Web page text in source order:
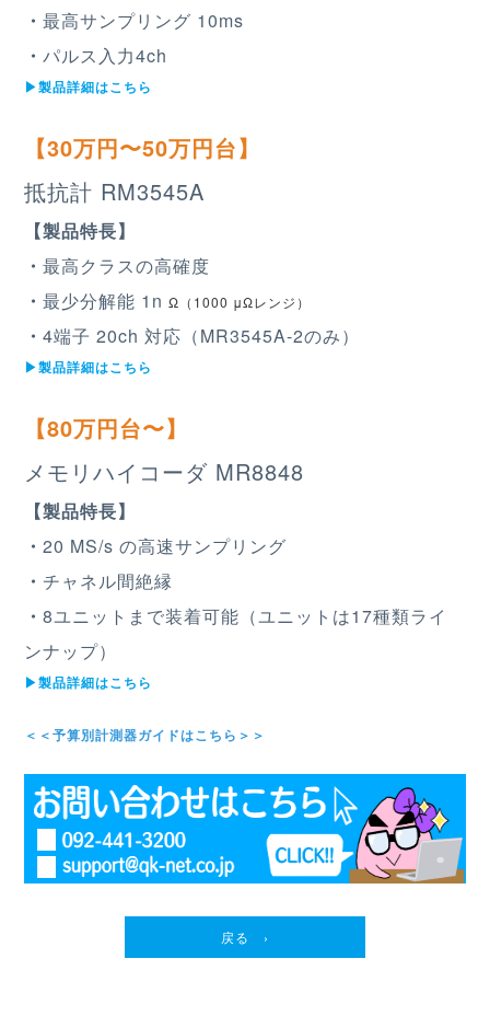
・最高サンプリング 10ms
・パルス入力4ch
▶︎製品詳細はこちら
【30万円〜50万円台】
抵抗計 RM3545A
【製品特長】
・最高クラスの高確度
・最少分解能 1nΩ（1000 μΩレンジ）
・4端子 20ch 対応（MR3545A-2のみ）
▶︎製品詳細はこちら
【80万円台〜】
メモリハイコーダ MR8848
【製品特長】
・20 MS/s の高速サンプリング
・ チャネル間絶縁
・8ユニットまで装着可能（ユニットは17種類ライ
ンナップ）
▶︎製品詳細はこちら
＜＜予算別計測器ガイドはこちら＞＞
戻る ›